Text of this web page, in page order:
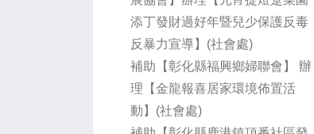
添丁發財過好年暨兒少保護反毒
反暴力宣導】(社會處)
補助【彰化縣福興鄉婦聯會】 辦
理【金龍報喜居家環境佈置活
動】(社會處)